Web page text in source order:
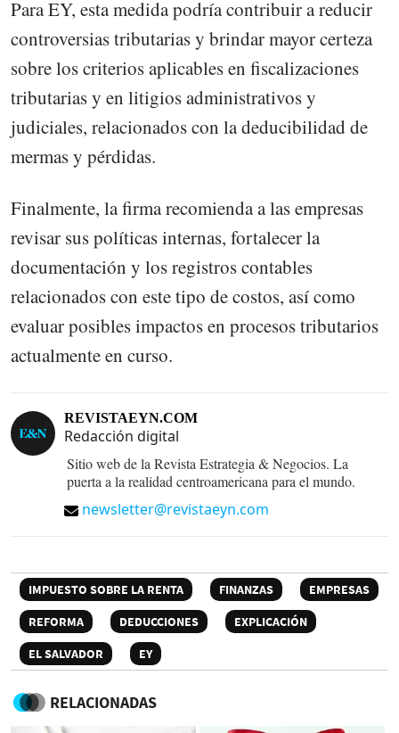
Para EY, esta medida podría contribuir a reducir
controversias tributarias y brindar mayor certeza
sobre los criterios aplicables en fiscalizaciones
tributarias y en litigios administrativos y
judiciales, relacionados con la deducibilidad de
mermas y pérdidas.
Finalmente, la firma recomienda a las empresas
revisar sus políticas internas, fortalecer la
documentación y los registros contables
relacionados con este tipo de costos, así como
evaluar posibles impactos en procesos tributarios
actualmente en curso.
REVISTAEYN.COM
Redacción digital
Sitio web de la Revista Estrategia & Negocios. La
puerta a la realidad centroamericana para el mundo.
newsletter@revistaeyn.com
IMPUESTO SOBRE LA RENTA FINANZAS
EMPRESAS
REFORMA
DEDUCCIONES
EXPLICACIÓN
EL SALVADOR
EY
RELACIONADAS